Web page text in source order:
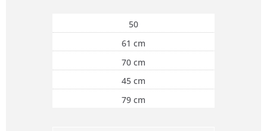
50
61 cm
70 cm
45 cm
79 cm